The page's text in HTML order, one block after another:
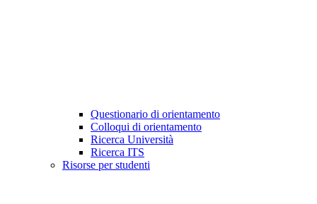
Questionario di orientamento
Colloqui di orientamento
Ricerca Università
Ricerca ITS
Risorse per studenti